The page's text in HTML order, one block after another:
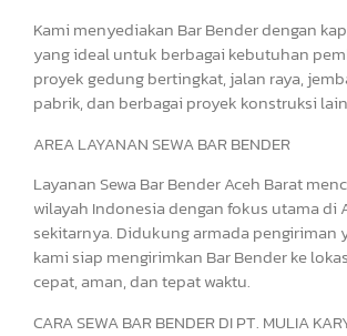
Kami menyediakan Bar Bender dengan
yang ideal untuk berbagai kebutuhan
proyek gedung bertingkat, jalan raya,
pabrik, dan berbagai proyek konstruksi
AREA LAYANAN SEWA BAR BENDER
Layanan Sewa Bar Bender Aceh Barat
wilayah Indonesia dengan fokus utama di
sekitarnya. Didukung armada pengiriman
kami siap mengirimkan Bar Bender ke
cepat, aman, dan tepat waktu.
CARA SEWA BAR BENDER DI PT. MULIA